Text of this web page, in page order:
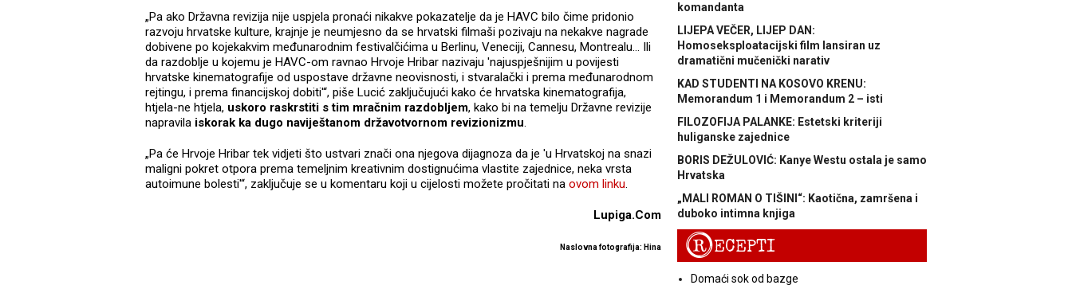
„Pa ako Državna revizija nije uspjela pronaći nikakve pokazatelje da je HAVC bilo čime pridonio
razvoju hrvatske kulture, krajnje je neumjesno da se hrvatski filmaši pozivaju na nekakve nagrade
dobivene po kojekakvim međunarodnim festivalčićima u Berlinu, Veneciji, Cannesu, Montrealu… Ili
da razdoblje u kojemu je HAVC-om ravnao Hrvoje Hribar nazivaju 'najuspješnijim u povijesti
hrvatske kinematografije od uspostave državne neovisnosti, i stvaralački i prema međunarodnom
rejtingu, i prema financijskoj dobiti'“, piše Lucić zaključujući kako će hrvatska kinematografija,
htjela-ne htjela, uskoro raskrstiti s tim mračnim razdobljem, kako bi na temelju Državne revizije
napravila iskorak ka dugo naviještanom državotvornom revizionizmu.
„Pa će Hrvoje Hribar tek vidjeti što ustvari znači ona njegova dijagnoza da je 'u Hrvatskoj na snazi
maligni pokret otpora prema temeljnim kreativnim dostignućima vlastite zajednice, neka vrsta
autoimune bolesti'“, zaključuje se u komentaru koji u cijelosti možete pročitati na ovom linku.
Lupiga.Com
Naslovna fotografija: Hina
komandanta
LIJEPA VEČER, LIJEP DAN:
Homoseksploatacijski film lansiran uz
dramatični mučenički narativ
KAD STUDENTI NA KOSOVO KRENU:
Memorandum 1 i Memorandum 2 – isti
FILOZOFIJA PALANKE: Estetski kriteriji
huliganske zajednice
BORIS DEŽULOVIĆ: Kanye Westu ostala je samo
Hrvatska
„MALI ROMAN O TIŠINI“: Kaotična, zamršena i
duboko intimna knjiga
RECEPTI
Domaći sok od bazge